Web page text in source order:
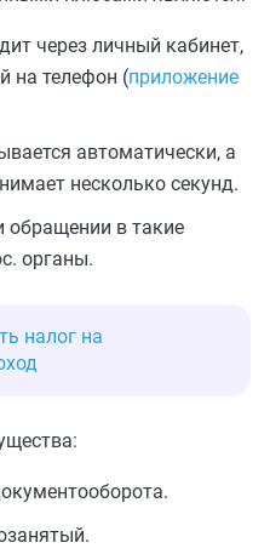
через личный кабинет,
на телефон (приложение
автоматически, а
несколько секунд.
обращении в такие
органы.
налог на